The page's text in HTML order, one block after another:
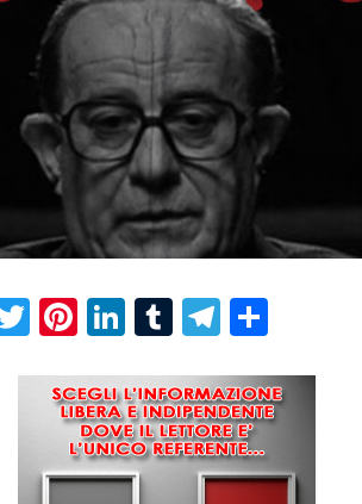
Twitter
Pinterest
LinkedIn
TumblrTelegram